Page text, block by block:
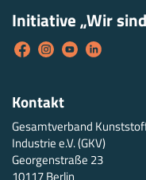
Kontakt
Gesamtverband
Industrie e.V. (GKV)
Georgenstraße 23
Initiative „Wir